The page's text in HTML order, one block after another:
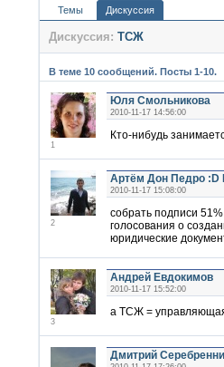
Темы Дискуссия
Дискуссия: ТСЖ
В теме 10 сообщений. Посты 1-10.
1
Юля Смольникова
2010-11-17 14:56:00
Кто-нибудь
2
Артём Дон Педро :D
2010-11-17 15:08:00
собрать подписи
голосования о
юридические
3
Андрей Евдокимов
2010-11-17 15:52:00
а ТСЖ = управляющая
Дмитрий